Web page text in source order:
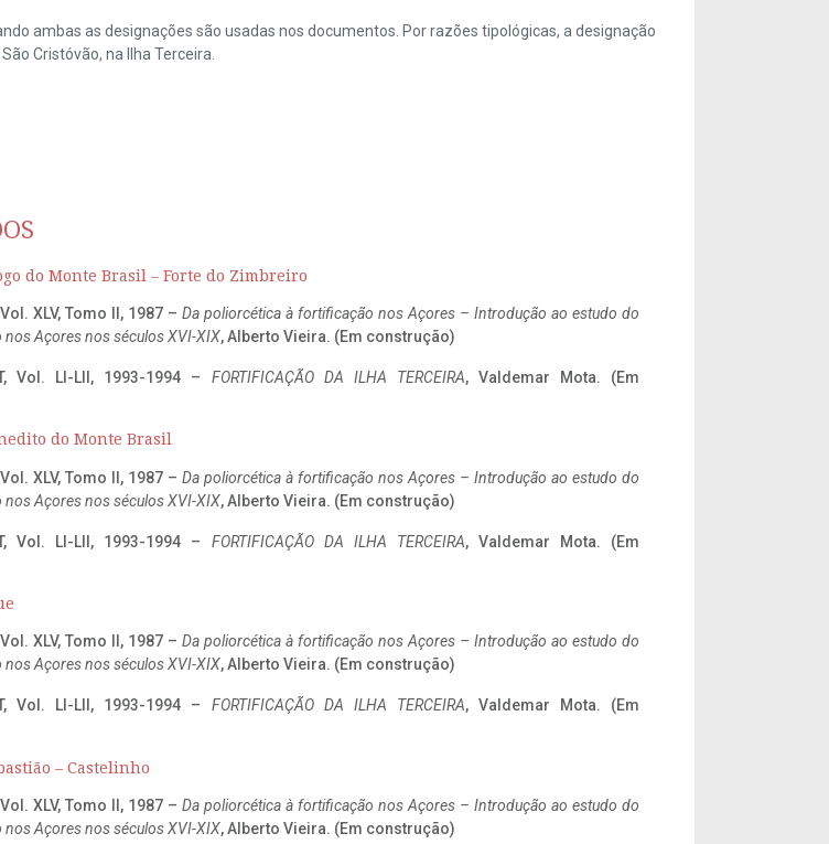
ambas as designações são usadas nos documentos. Por razões tipológicas, a designação
Cristóvão, na Ilha Terceira.
do Monte Brasil – Forte do Zimbreiro
XLV, Tomo II, 1987 – Da poliorcética à fortificação nos Açores – Introdução ao estudo do
Açores nos séculos XVI-XIX, Alberto Vieira. (Em construção)
Vol. LI-LII, 1993-1994 – FORTIFICAÇÃO DA ILHA TERCEIRA, Valdemar Mota. (Em
do Monte Brasil
XLV, Tomo II, 1987 – Da poliorcética à fortificação nos Açores – Introdução ao estudo do
Açores nos séculos XVI-XIX, Alberto Vieira. (Em construção)
Vol. LI-LII, 1993-1994 – FORTIFICAÇÃO DA ILHA TERCEIRA, Valdemar Mota. (Em
XLV, Tomo II, 1987 – Da poliorcética à fortificação nos Açores – Introdução ao estudo do
Açores nos séculos XVI-XIX, Alberto Vieira. (Em construção)
Vol. LI-LII, 1993-1994 – FORTIFICAÇÃO DA ILHA TERCEIRA, Valdemar Mota. (Em
– Castelinho
XLV, Tomo II, 1987 – Da poliorcética à fortificação nos Açores – Introdução ao estudo do
Açores nos séculos XVI-XIX, Alberto Vieira. (Em construção)